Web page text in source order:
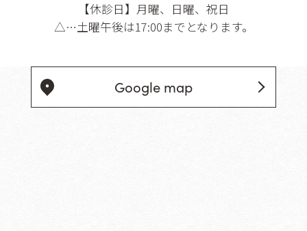
【休診日】 月曜、日曜、祝日
△…土曜午後は17:00までとなります。
Google map